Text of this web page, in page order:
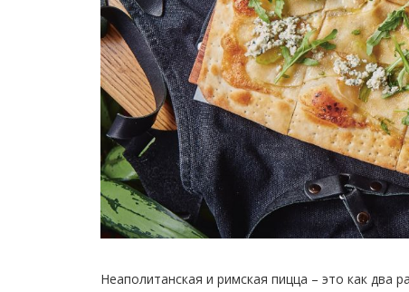
Неаполитанская и римская пицца – это как два